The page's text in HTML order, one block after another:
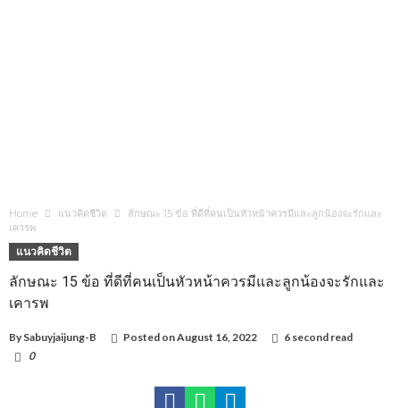
Home แนวคิดชีวิต
ลักษณะ 15 ข้อ ที่ดีที่คนเป็นหัวหน้าควรมีและลูกน้องจะรักและ
เคารพ
แนวคิดชีวิต
ลักษณะ 15 ข้อ ที่ดีที่คนเป็นหัวหน้าควรมีและลูกน้องจะรักและ
เคารพ
By Sabuyjaijung-B Posted onAugust 16, 2022
6 second read
0